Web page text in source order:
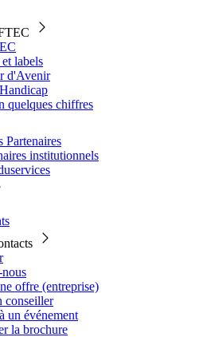
labels
d'Avenir
quelques chiffres
Partenaires
institutionnels
offre (entreprise)
conseiller
un événement
la brochure